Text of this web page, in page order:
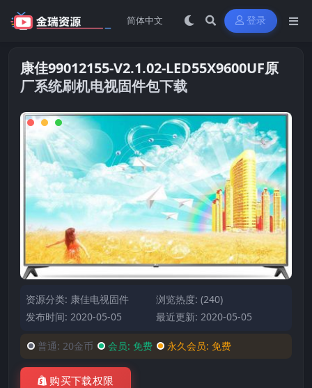
登录
康佳99012155-V2.1.02-LED55X9600UF原
厂系统刷机电视固件包下载
资源分类: 康佳电视固件
浏览热度: (240)
发布时间: 2020-05-05
最近更新: 2020-05-05
普通: 20金币 会员: 免费 永久会员: 免费
购买下载权限